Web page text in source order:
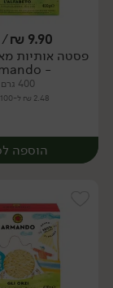
יח׳
9.90
₪
/
פסטה אותיות
- Armando
400 גרם
2.48 ₪ ל-100 גרם
הוספה